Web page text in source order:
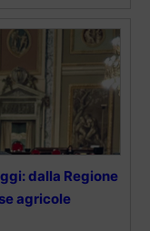
dalla Regione
agricole